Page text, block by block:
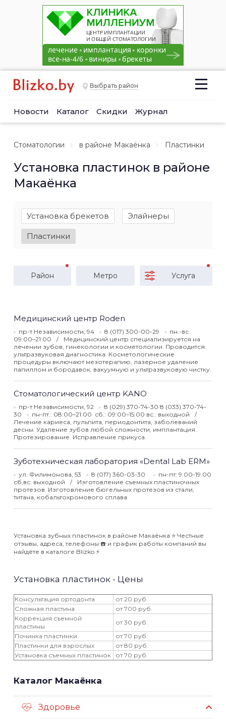
Выбрать район
Новости Каталог Скидки Журнал
Стоматологии в районе Макаёнка Пластинки
Установка пластинок в районе
Макаёнка
Установка брекетов Элайнеры
Пластинки
Район Метро Услуга
Медицинский центр Roden
пр-т Независимости, 94 8 (017) 300-00-29
пн.-вс.:
09:00–21:00
Медицинский центр специализируется на
лечении зубов, гинекологии и косметологии. Проводится
ультразвуковая диагностика. Косметологические
процедуры включают мезотерапию, лазерное удаление
папиллом и бородавок, вакуумную и ультразвуковую чистку.
Стоматологический центр KANO
пр-т Независимости, 92
8 (029) 370-74-30 8 (033) 370-74-
30
пн-пт.: 08:00–21:00 сб.: 09:00–15:00 вс.: выходной
Лечение кариеса, пульпита, периодонтита, заболеваний
десны. Удаление зубов любой сложности, имплантация.
Протезирование. Исправление прикуса.
Зуботехническая лаборатория «Dental Lab ERM»
ул. Филимонова, 53 8 (017) 360-03-30
пн-пт: 9:00-19:00
сб,вс: выходной
Изготовление съемных пластиночных
протезов. Изготовление бюгельных протезов из стали,
титана, кобальтохромового сплава.
Установка зубных пластинок в районе Макаёнка ⭐️ Честные
отзывы, адреса, телефоны ☎️ и график работы компаний вы
найдёте в каталоге Blizko ⚡️
Установка пластинок - Цены
Консультация ортодонта
от 20 руб.
Сложная пластина
от 700 руб.
Коррекция съемной
пластины
от 30 руб.
Починка пластинки
от 70 руб.
Пластинки для взрослых
от 80 руб.
Установка съемных пластинок
от 70 руб.
Каталог Макаёнка
Здоровье